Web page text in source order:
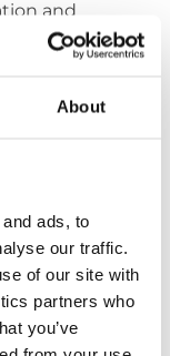
About
ads, to
our traffic.
of our site with
partners who
you’ve
and
challenging
and as
coach